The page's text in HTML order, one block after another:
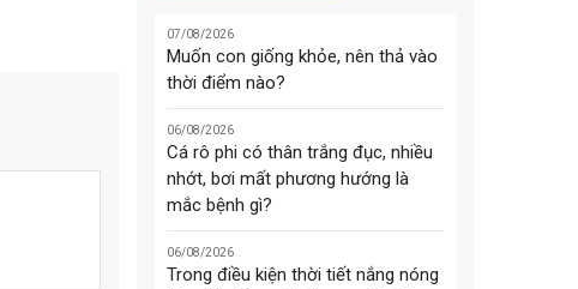
07/08/2026
Muốn con giống khỏe, nên thả vào
thời điểm nào?
06/08/2026
Cá rô phi có thân trắng đục, nhiều
nhớt, bơi mất phương hướng là
mắc bệnh gì?
06/08/2026
Trong điều kiện thời tiết nắng nóng